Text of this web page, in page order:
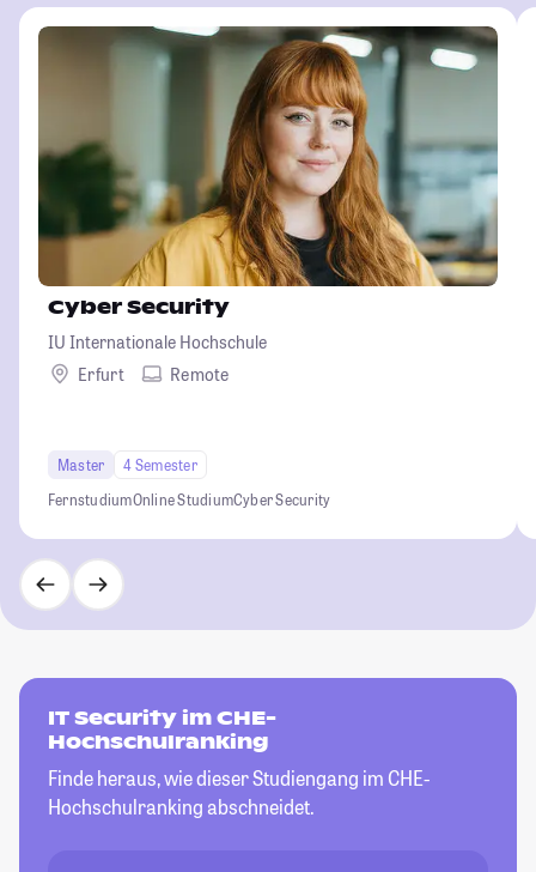
Cyber Security
IU Internationale Hochschule
Erfurt
Remote
Master
4 Semester
FernstudiumOnline StudiumCyber Security
IT Security im CHE-
Hochschulranking
Finde heraus, wie dieser Studiengang im CHE-
Hochschulranking abschneidet.